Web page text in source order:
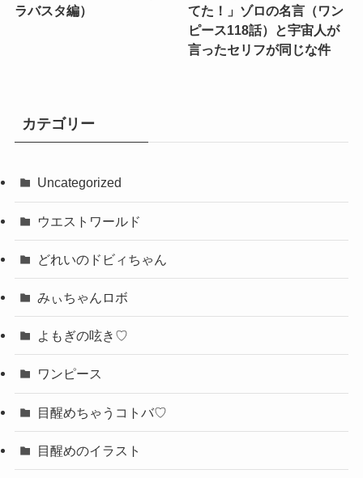
ラバスタ編）
てた！」ゾロの名言（ワン
ピース118話）と宇宙人が
言ったセリフが同じな件
カテゴリー
Uncategorized
ウエストワールド
どれいのドビィちゃん
みぃちゃんロボ
よもぎの呟き♡
ワンピース
目醒めちゃうコトバ♡
目醒めのイラスト